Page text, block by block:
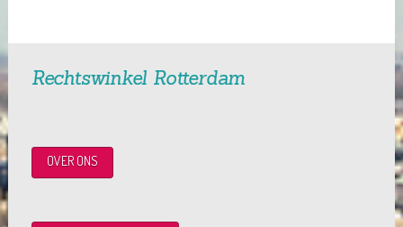
Rechtswinkel Rotterdam
OVER ONS